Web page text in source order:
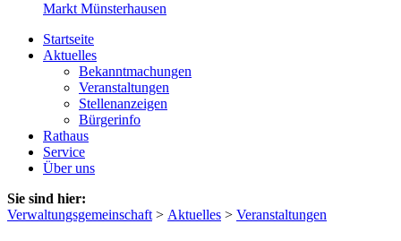
Markt Münsterhausen
Startseite
Aktuelles
Bekanntmachungen
Veranstaltungen
Stellenanzeigen
Bürgerinfo
Rathaus
Service
Über uns
Sie sind hier:
Verwaltungsgemeinschaft > Aktuelles > Veranstaltungen